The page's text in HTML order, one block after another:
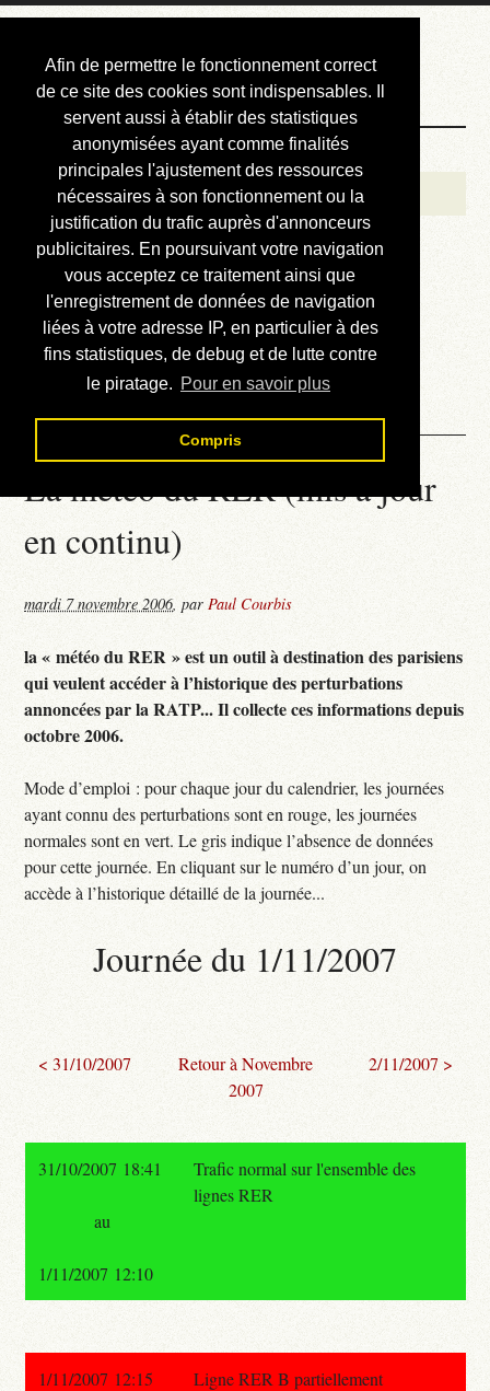
Afin de permettre le fonctionnement correct
de ce site des cookies sont indispensables. Il
servent aussi à établir des statistiques
anonymisées ayant comme finalités
principales l'ajustement des ressources
nécessaires à son fonctionnement ou la
justification du trafic auprès d'annonceurs
publicitaires. En poursuivant votre navigation
vous acceptez ce traitement ainsi que
l'enregistrement de données de navigation
liées à votre adresse IP, en particulier à des
fins statistiques, de debug et de lutte contre
le piratage. Pour en savoir plus
Compris
Courbis, « LE »
Blog Officiel
Bienvenue
Réalisations
Divers (et d’été)
Annonces
Liens externes
Téléchargement
Contact
La météo du RER (mis à jour
en continu)
mardi 7 novembre 2006,parPaul Courbis
la « météo du RER » est un outil à destination des parisiens
qui veulent accéder à l’historique des perturbations
annoncées par la RATP... Il collecte ces informations depuis
octobre 2006.
Mode d’emploi : pour chaque jour du calendrier, les journées
ayant connu des perturbations sont en rouge, les journées
normales sont en vert. Le gris indique l’absence de données
pour cette journée. En cliquant sur le numéro d’un jour, on
accède à l’historique détaillé de la journée...
Journée du 1/11/2007
< 31/10/2007
Retour à Novembre
2007
2/11/2007 >
31/10/2007 18:41
Trafic normal sur l'ensemble des
lignes RER
au
1/11/2007 12:10
1/11/2007 12:15
Ligne RER B partiellement